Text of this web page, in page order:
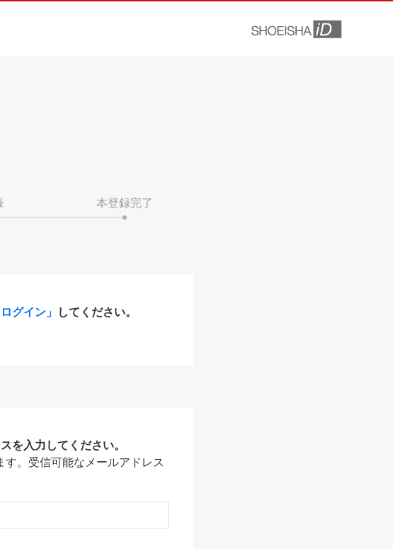
本登録完了
ログイン」 してください。
を入力してください。
。受信可能なメールアドレス